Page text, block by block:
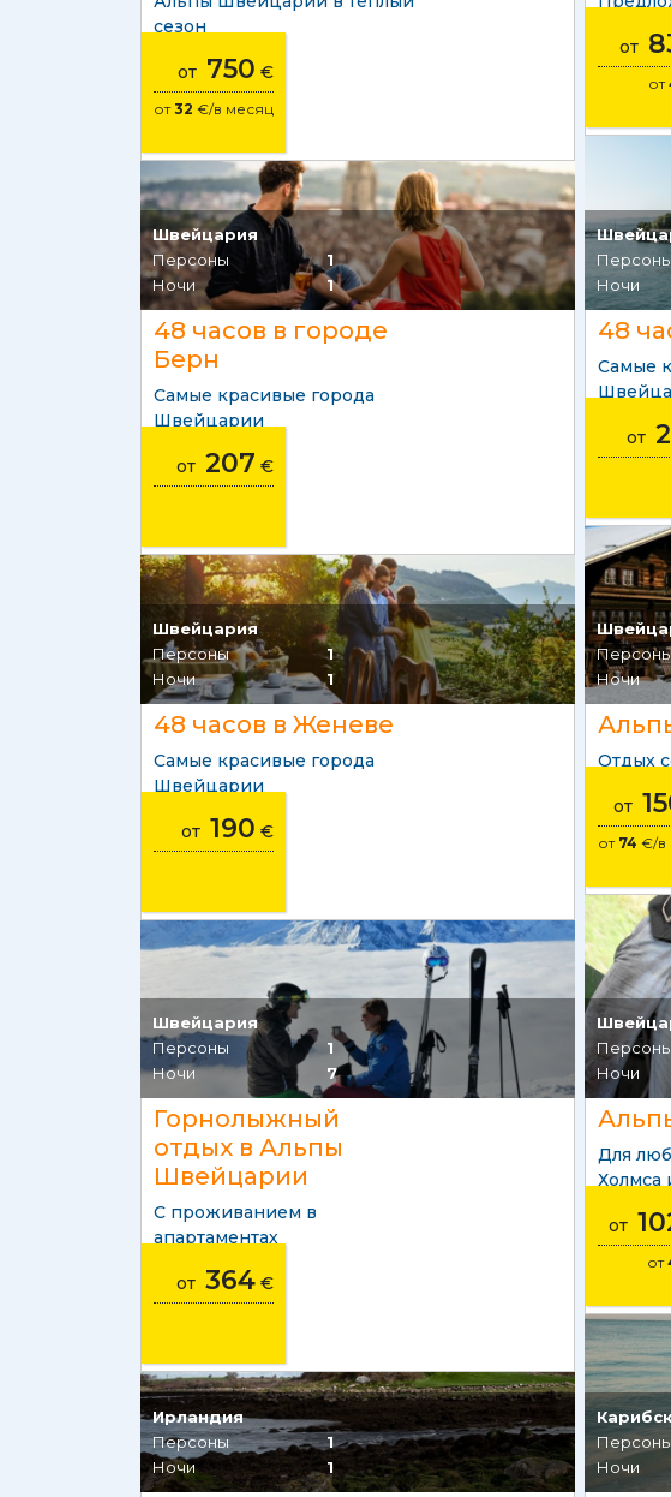
сезон
от 750 €
от32 €/в месяц
от
от
Швейцария
Персоны
1
Ночи
1
48 часов в городе
Берн
Самые красивые города
Швейцарии
от 207 €
Персоны
Ночи
48
Самые
от
Швейцария
Персоны
1
Ночи
1
48 часов в Женеве
Самые красивые города
Швейцарии
от 190 €
Ночи
Отдых
от
от 74 €/в
Швейцария
Персоны
1
Ночи
7
Горнолыжный
отдых в Альпы
Швейцарии
С проживанием в
апартаментах
от 364 €
Персоны
Ночи
Для
Холмса
от
от
Ирландия
Персоны
1
Ночи
1
Персоны
Ночи